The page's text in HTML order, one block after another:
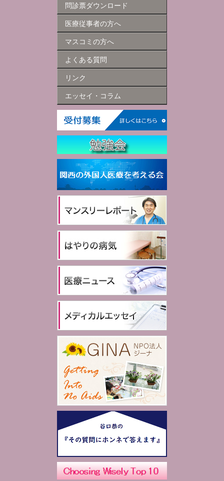
問診票ダウンロード
医療従事者の方へ
マスコミの方へ
よくある質問
リンク
エッセイ・コラム